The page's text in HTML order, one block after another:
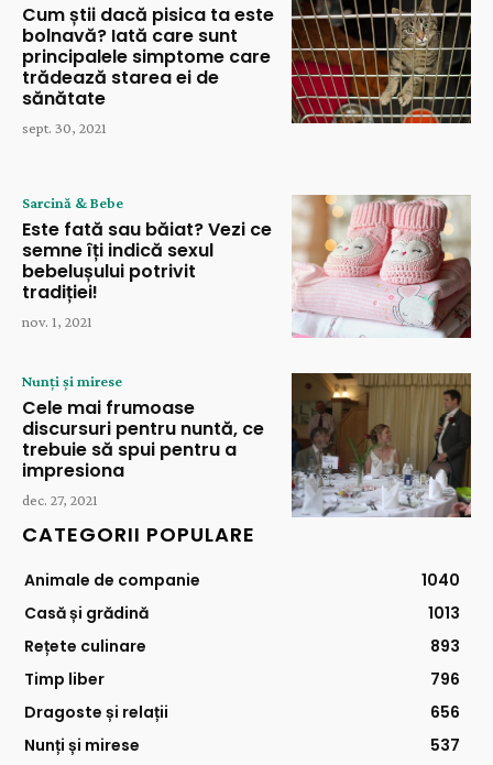
Cum știi dacă pisica ta este
bolnavă? Iată care sunt
principalele simptome care
trădează starea ei de
sănătate
sept. 30, 2021
Sarcină & Bebe
Este fată sau băiat? Vezi ce
semne îți indică sexul
bebelușului potrivit
tradiției!
nov. 1, 2021
Nunți și mirese
Cele mai frumoase
discursuri pentru nuntă, ce
trebuie să spui pentru a
impresiona
dec. 27, 2021
CATEGORII POPULARE
Animale de companie
1040
Casă și grădină
1013
Rețete culinare
893
Timp liber
796
Dragoste și relații
656
Nunți și mirese
537